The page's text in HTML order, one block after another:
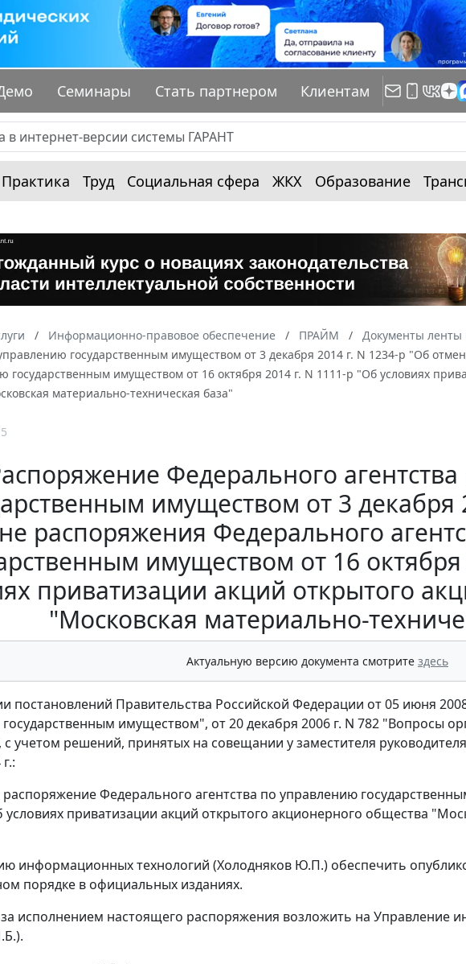
Семинары Стать партнером Клиентам
Практика Труд Социальная сфера ЖКХ Образование
Информационно-правовое обеспечение ПРАЙМ Документы
государственным имуществом от 3 декабря 2014 г. N 1234-р "Об
государственным имуществом от 16 октября 2014 г. N 1111-р "Об условиях
материально-техническая база"
Федерального
имуществом от 3 декабря
распоряжения Федерального
имуществом от 16
приватизации акций открытого
"Московская материально-
Актуальную версию документа смотрите здесь
постановлений Правительства Российской Федерации от 05 июня
имуществом", от 20 декабря 2006 г. N 782 "Вопросы
учетом решений, принятых на совещании у заместителя
Федерального агентства по управлению
условиях приватизации акций открытого акционерного общества
информационных технологий (Холодняков Ю.П.) обеспечить
порядке в официальных изданиях.
исполнением настоящего распоряжения возложить на Управление